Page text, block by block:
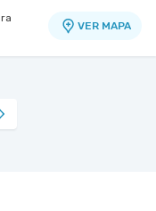
VER MAPA